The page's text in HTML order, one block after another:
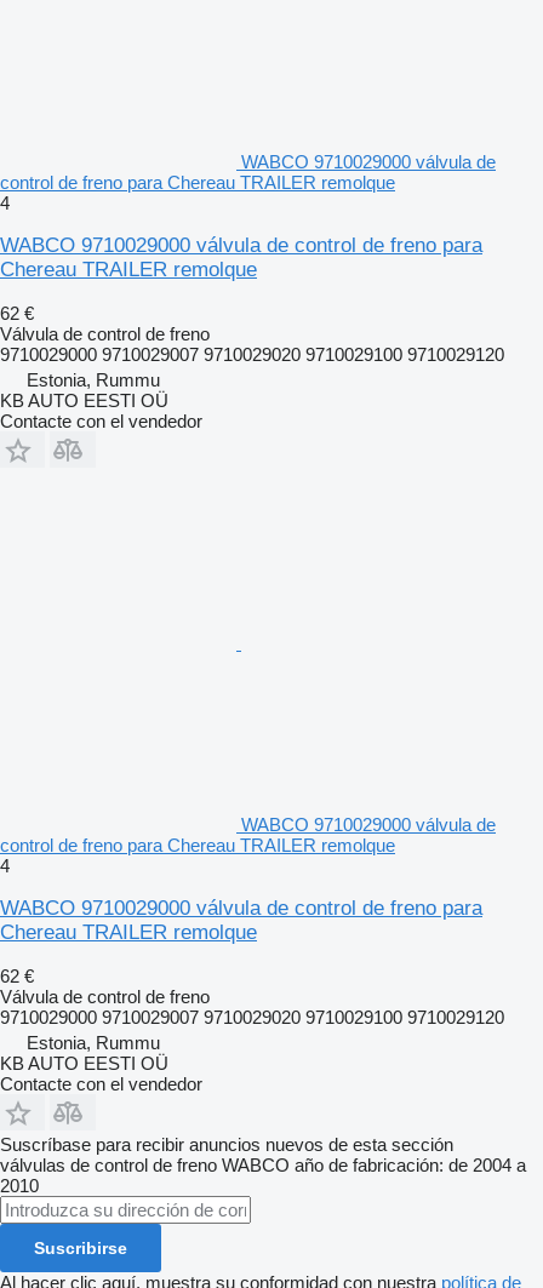
WABCO 9710029000 válvula de
control de freno para Chereau TRAILER remolque
4
WABCO 9710029000 válvula de control de freno para
Chereau TRAILER remolque
62 €
Válvula de control de freno
9710029000 9710029007 9710029020 9710029100 9710029120
Estonia, Rummu
KB AUTO EESTI OÜ
Contacte con el vendedor
WABCO 9710029000 válvula de
control de freno para Chereau TRAILER remolque
4
WABCO 9710029000 válvula de control de freno para
Chereau TRAILER remolque
62 €
Válvula de control de freno
9710029000 9710029007 9710029020 9710029100 9710029120
Estonia, Rummu
KB AUTO EESTI OÜ
Contacte con el vendedor
Suscríbase para recibir anuncios nuevos de esta sección
válvulas de control de freno WABCO año de fabricación: de 2004 a
2010
Suscribirse
Al hacer clic aquí, muestra su conformidad con nuestra política de